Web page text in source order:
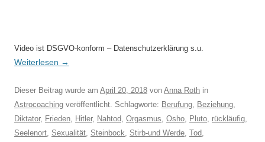
Video ist DSGVO-konform – Datenschutzerklärung s.u.
Weiterlesen →
Dieser Beitrag wurde am April 20, 2018 von Anna Roth in
Astrocoaching veröffentlicht. Schlagworte: Berufung, Beziehung,
Diktator, Frieden, Hitler, Nahtod, Orgasmus, Osho, Pluto, rückläufig,
Seelenort, Sexualität, Steinbock, Stirb-und Werde, Tod,